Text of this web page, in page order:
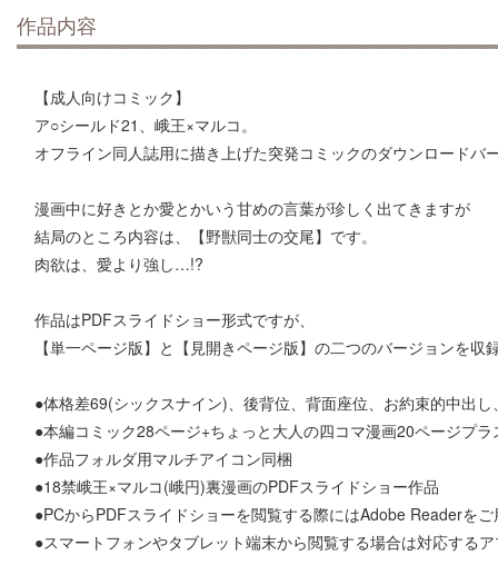
作品内容
【成人向けコミック】
ア○シールド21、峨王×マルコ。
オフライン同人誌用に描き上げた突発コミックのダウンロードバ
漫画中に好きとか愛とかいう甘めの言葉が珍しく出てきますが
結局のところ内容は、【野獣同士の交尾】です。
肉欲は、愛より強し…!?
作品はPDFスライドショー形式ですが、
【単一ページ版】と【見開きページ版】の二つのバージョンを収
●体格差69(シックスナイン)、後背位、背面座位、お約束的中出し
●本編コミック28ページ+ちょっと大人の四コマ漫画20ページプ
●作品フォルダ用マルチアイコン同梱
●18禁峨王×マルコ(峨円)裏漫画のPDFスライドショー作品
●PCからPDFスライドショーを閲覧する際にはAdobe Readerを
●スマートフォンやタブレット端末から閲覧する場合は対応する